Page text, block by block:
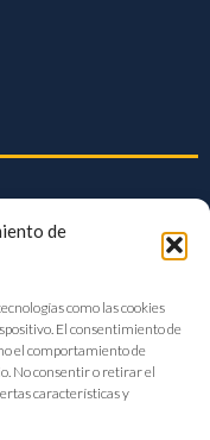
de
como las cookies
El consentimiento de
el comportamiento de
No consentir o retirar el
características y